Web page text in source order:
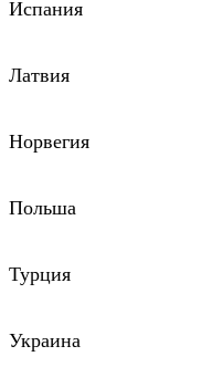
Испания
Латвия
Норвегия
Польша
Турция
Украина